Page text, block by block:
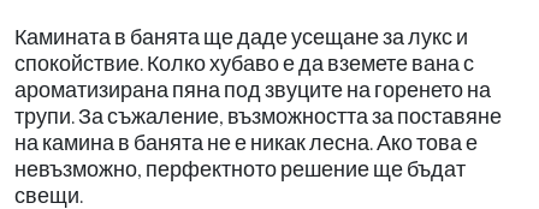
Камината в банята ще даде усещане за лукс и
спокойствие. Колко хубаво е да вземете вана с
ароматизирана пяна под звуците на горенето на
трупи. За съжаление, възможността за поставяне
на камина в банята не е никак лесна. Ако това е
невъзможно, перфектното решение ще бъдат
свещи.